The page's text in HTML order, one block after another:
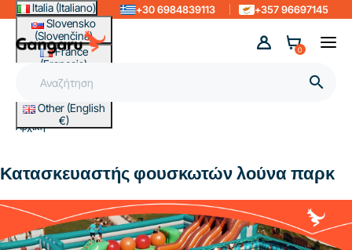
Italia (Italiano)
Slovensko
(Slovenčina)
France
(Français)
Magyarország
(Magyar)
Other (English
€)
+30 6984839113 +357 96697145

0
Αρχική
Κατασκευαστής φουσκωτών λούνα παρκ